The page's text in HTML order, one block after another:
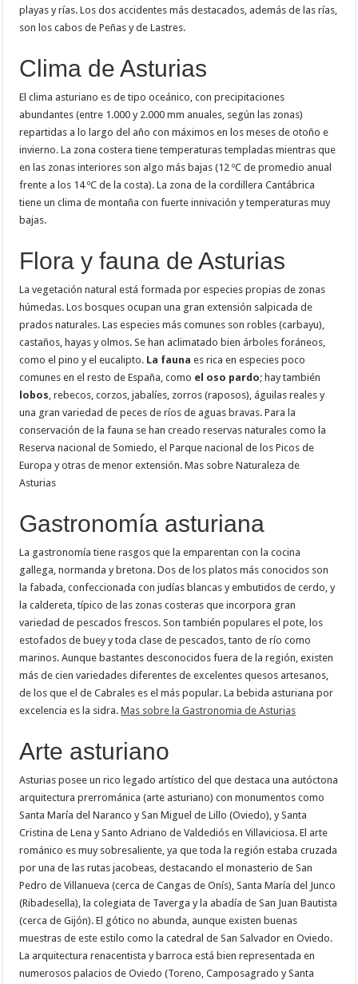
playas y rías. Los dos accidentes más destacados, además de las rías,
son los cabos de Peñas y de Lastres.
Clima de Asturias
El clima asturiano es de tipo oceánico, con precipitaciones
abundantes (entre 1.000 y 2.000 mm anuales, según las zonas)
repartidas a lo largo del año con máximos en los meses de otoño e
invierno. La zona costera tiene temperaturas templadas mientras que
en las zonas interiores son algo más bajas (12 ºC de promedio anual
frente a los 14 ºC de la costa). La zona de la cordillera Cantábrica
tiene un clima de montaña con fuerte innivación y temperaturas muy
bajas.
Flora y fauna de Asturias
La vegetación natural está formada por especies propias de zonas
húmedas. Los bosques ocupan una gran extensión salpicada de
prados naturales. Las especies más comunes son robles (carbayu),
castaños, hayas y olmos. Se han aclimatado bien árboles foráneos,
como el pino y el eucalipto. La fauna es rica en especies poco
comunes en el resto de España, como el oso pardo; hay también
lobos, rebecos, corzos, jabalíes, zorros (raposos), águilas reales y
una gran variedad de peces de ríos de aguas bravas. Para la
conservación de la fauna se han creado reservas naturales como la
Reserva nacional de Somiedo, el Parque nacional de los Picos de
Europa y otras de menor extensión. Mas sobre Naturaleza de
Asturias
Gastronomía asturiana
La gastronomía tiene rasgos que la emparentan con la cocina
gallega, normanda y bretona. Dos de los platos más conocidos son
la fabada, confeccionada con judías blancas y embutidos de cerdo, y
la caldereta, típico de las zonas costeras que incorpora gran
variedad de pescados frescos. Son también populares el pote, los
estofados de buey y toda clase de pescados, tanto de río como
marinos. Aunque bastantes desconocidos fuera de la región, existen
más de cien variedades diferentes de excelentes quesos artesanos,
de los que el de Cabrales es el más popular. La bebida asturiana por
excelencia es la sidra.Mas sobre la Gastronomia de Asturias
Arte asturiano
Asturias posee un rico legado artístico del que destaca una autóctona
arquitectura prerrománica (arte asturiano) con monumentos como
Santa María del Naranco y San Miguel de Lillo (Oviedo), y Santa
Cristina de Lena y Santo Adriano de Valdediós en Villaviciosa. El arte
románico es muy sobresaliente, ya que toda la región estaba cruzada
por una de las rutas jacobeas, destacando el monasterio de San
Pedro de Villanueva (cerca de Cangas de Onís), Santa María del Junco
(Ribadesella), la colegiata de Taverga y la abadía de San Juan Bautista
(cerca de Gijón). El gótico no abunda, aunque existen buenas
muestras de este estilo como la catedral de San Salvador en Oviedo.
La arquitectura renacentista y barroca está bien representada en
numerosos palacios de Oviedo (Toreno, Camposagrado y Santa